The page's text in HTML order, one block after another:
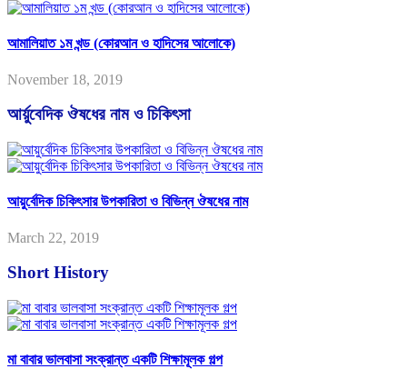
আমালিয়াত ১ম খন্ড (কোরআন ও হাদিসের আলোকে)
November 18, 2019
আর্য়ুবেদিক ঔষধের নাম ও চিকিৎসা
আয়ুর্বেদিক চিকিৎসার উপকারিতা ও বিভিন্ন ঔষধের নাম
March 22, 2019
Short History
মা বাবার ভালবাসা সংক্রান্ত একটি শিক্ষামূলক গল্প